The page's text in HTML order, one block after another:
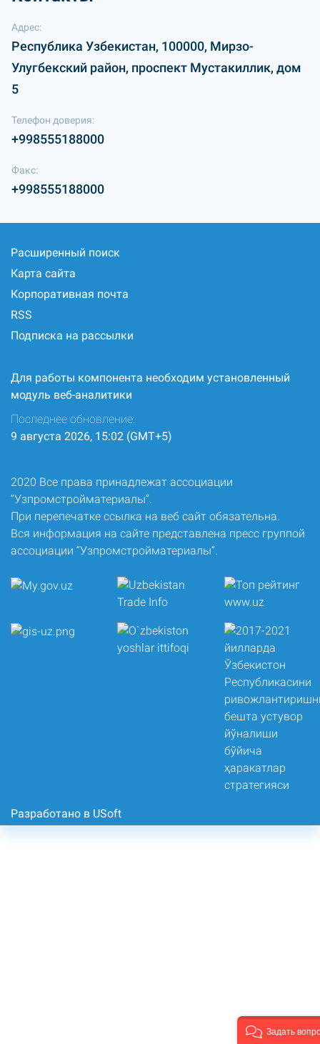
Адрес:
Республика Узбекистан, 100000, Мирзо-
Улугбекский район, проспект Мустакиллик, дом
5
Телефон доверия:
+998555188000
Факс:
+998555188000
Расширенный поиск
Карта сайта
Корпоративная почта
RSS
Подписка на рассылки
Для работы компонента необходим установленный
модуль веб-аналитики
Последнее обновление:
9 августа 2026, 15:02 (GMT+5)
2020 Все права принадлежат ассоциации
“Узпромстройматериалы”.
При перепечатке ссылка на веб сайт обязательна.
Вся информация на сайте представлена пресс группой
ассоциации “Узпромстройматериалы”.
Разработано в USoft
Задать